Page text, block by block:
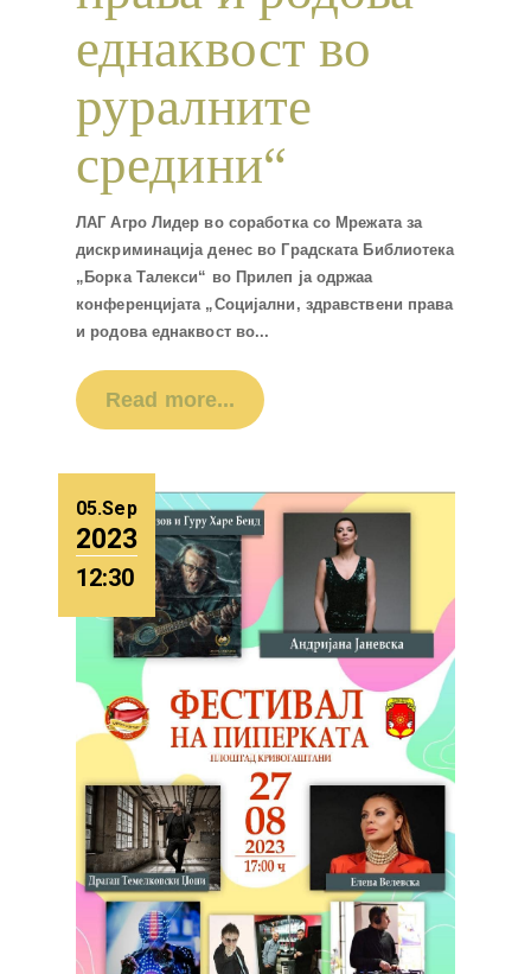
еднаквост во
руралните
средини“
ЛАГ Агро Лидер во соработка со Мрежата за
дискриминација денес во Градската Библиотека
„Борка Талекси“ во Прилеп ја одржаа
конференцијата „Социјални, здравствени права
и родова еднаквост во...
Read more...
05.Sep
2023
12:30